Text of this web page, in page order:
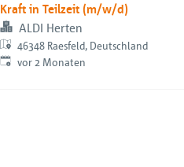
Kraft in Teilzeit (m/w/d)
ALDI Herten
46348 Raesfeld, Deutschland
Veröffentlicht:
vor 2 Monaten